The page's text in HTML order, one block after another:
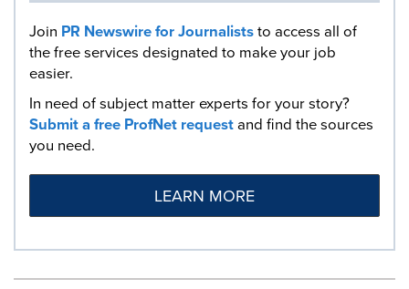
Join PR Newswire for Journaliststo access all of
the free services designated to make your job
easier.
In need of subject matter experts for your story?
Submit a free ProfNet requestand find the sources
you need.
LEARN MORE